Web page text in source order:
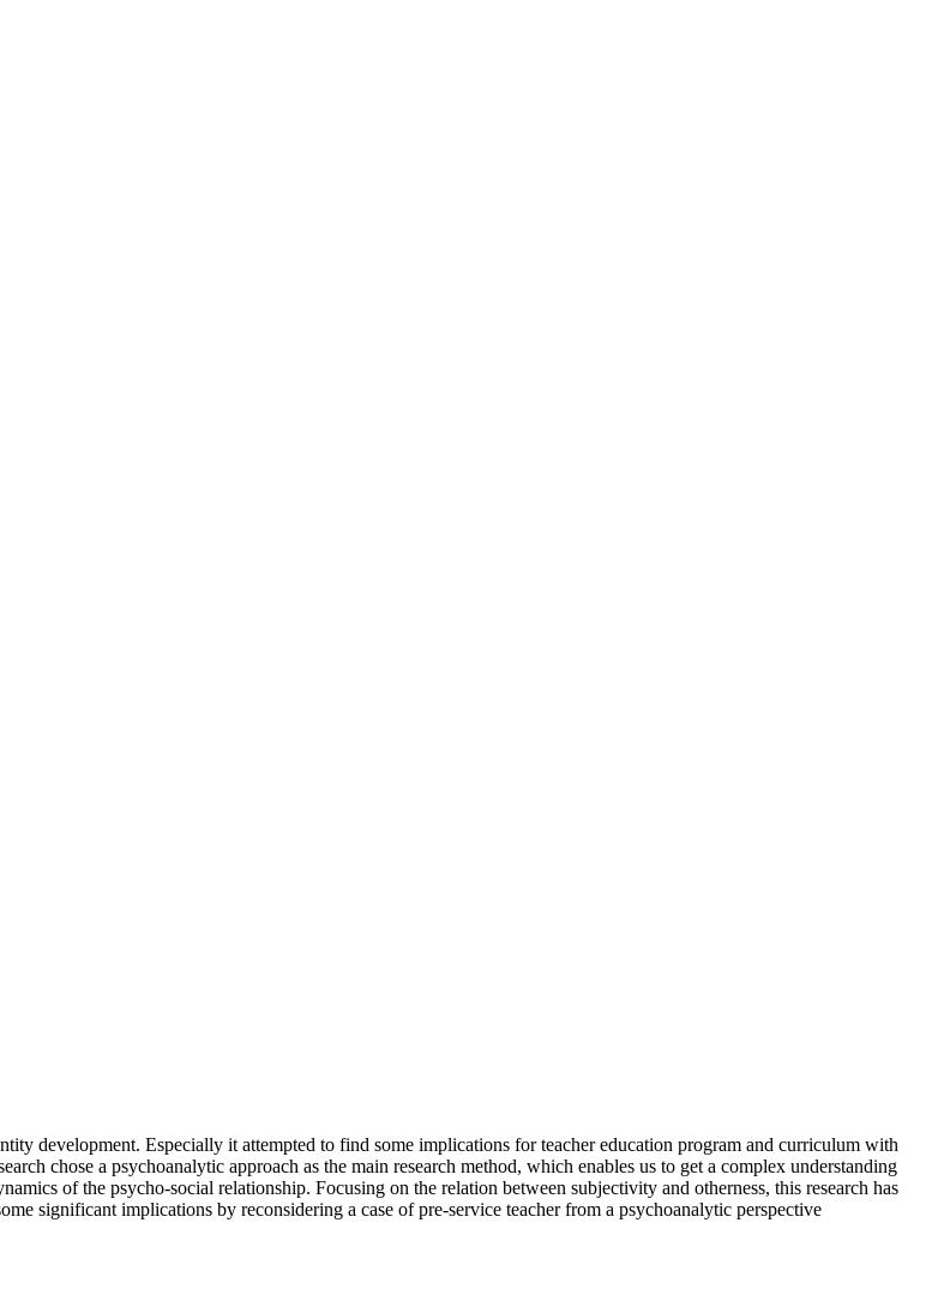
development. Especially it attempted to find some implications for teacher education program and curriculum with
chose a psychoanalytic approach as the main research method, which enables us to get a complex understanding
of the psycho-social relationship. Focusing on the relation between subjectivity and otherness, this research has
significant implications by reconsidering a case of pre-service teacher from a psychoanalytic perspective